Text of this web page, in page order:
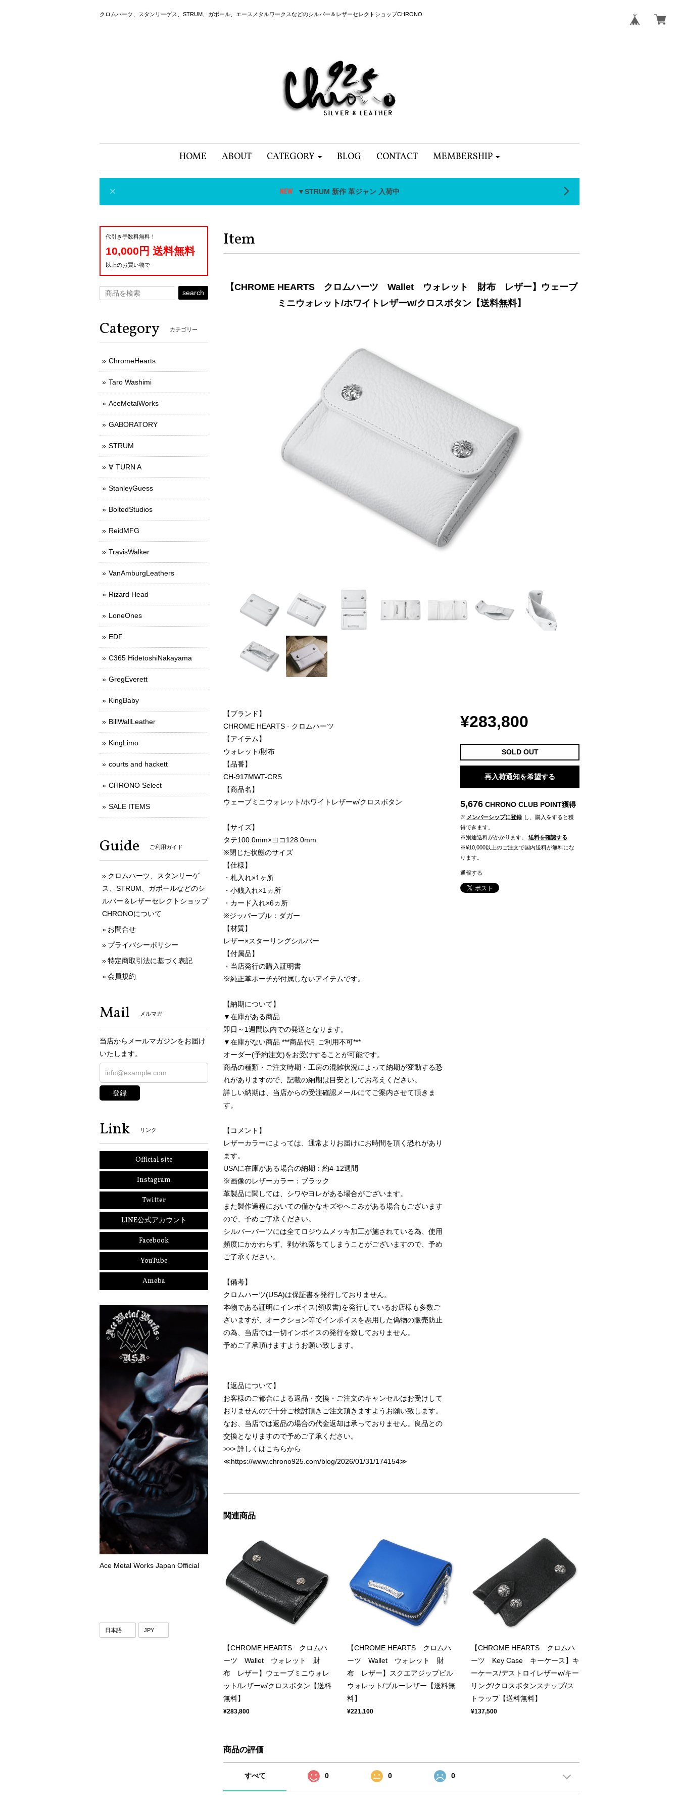
クロムハーツ、スタンリーゲス、STRUM、ガボール、エースメタルワークスなどのシルバー＆レザーセレクトショップCHRONO
HOME ABOUT CATEGORY BLOG CONTACT MEMBERSHIP
▼STRUM 新作 革ジャン 入荷中
Item
【CHROME HEARTS クロムハーツ Wallet ウォレット 財布 レザー】ウェーブ
ミニウォレット/ホワイトレザーw/クロスボタン【送料無料】
【ブランド】
CHROME HEARTS - クロムハーツ
【アイテム】
ウォレット/財布
【品番】
CH-917MWT-CRS
【商品名】
ウェーブミニウォレット/ホワイトレザーw/クロスボタン
【サイズ】
タテ100.0mm×ヨコ128.0mm
※閉じた状態のサイズ
【仕様】
・札入れ×1ヶ所
・小銭入れ×1ヵ所
・カード入れ×6ヵ所
※ジッパープル：ダガー
【材質】
レザー×スターリングシルバー
【付属品】
・当店発行の購入証明書
※純正革ポーチが付属しないアイテムです。
【納期について】
▼在庫がある商品
即日～1週間以内での発送となります。
▼在庫がない商品 ***商品代引ご利用不可***
オーダー(予約注文)をお受けすることが可能です。
商品の種類・ご注文時期・工房の混雑状況によって納期が変動する恐
れがありますので、記載の納期は目安としてお考えください。
詳しい納期は、当店からの受注確認メールにてご案内させて頂きま
す。
【コメント】
レザーカラーによっては、通常よりお届けにお時間を頂く恐れがあり
ます。
USAに在庫がある場合の納期：約4-12週間
※画像のレザーカラー：ブラック
革製品に関しては、シワやヨレがある場合がございます。
また製作過程においての僅かなキズやへこみがある場合もございます
ので、予めご了承ください。
シルバーパーツには全てロジウムメッキ加工が施されている為、使用
頻度にかかわらず、剥がれ落ちてしまうことがございますので、予め
ご了承ください。
【備考】
クロムハーツ(USA)は保証書を発行しておりません。
本物である証明にインボイス(領収書)を発行しているお店様も多数ご
ざいますが、オークション等でインボイスを悪用した偽物の販売防止
の為、当店では一切インボイスの発行を致しておりません。
予めご了承頂けますようお願い致します。
【返品について】
お客様のご都合による返品・交換・ご注文のキャンセルはお受けして
おりませんので十分ご検討頂きご注文頂きますようお願い致します。
なお、当店では返品の場合の代金返却は承っておりません。良品との
交換となりますので予めご了承ください。
>>> 詳しくはこちらから
≪https://www.chrono925.com/blog/2026/01/31/174154≫
¥283,800
SOLD OUT
再入荷通知を希望する
5,676 CHRONO CLUB POINT獲得
※ メンバーシップに登録 し、購入をすると獲
得できます。
※別途送料がかかります。
送料を確認する
※¥10,000以上のご注文で国内送料が無料にな
ります。
通報する
関連商品
【CHROME HEARTS クロムハ
ーツ Wallet ウォレット 財
布 レザー】ウェーブミニウォレ
ット/レザーw/クロスボタン【送料
無料】
¥283,800
【CHROME HEARTS クロムハ
ーツ Wallet ウォレット 財
布 レザー】スクエアジップビル
ウォレット/ブルーレザー【送料無
料】
¥221,100
【CHROME HEARTS クロムハ
ーツ Key Case キーケース】キ
ーケース/デストロイレザーw/キー
リング/クロスボタンスナップ/ス
トラップ【送料無料】
¥137,500
商品の評価
すべて 0 0 0
代引き手数料無料！
10,000円 送料無料
以上のお買い物で
search
Category カテゴリー
ChromeHearts
Taro Washimi
AceMetalWorks
GABORATORY
STRUM
∀ TURN A
StanleyGuess
BoltedStudios
ReidMFG
TravisWalker
VanAmburgLeathers
Rizard Head
LoneOnes
EDF
C365 HidetoshiNakayama
GregEverett
KingBaby
BillWallLeather
KingLimo
courts and hackett
CHRONO Select
SALE ITEMS
Guide ご利用ガイド
クロムハーツ、スタンリーゲ
ス、STRUM、ガボールなどのシ
ルバー＆レザーセレクトショップ
CHRONOについて
お問合せ
プライバシーポリシー
特定商取引法に基づく表記
会員規約
Mail メルマガ
当店からメールマガジンをお届け
いたします。
登録
Link リンク
Official site
Instagram
Twitter
LINE公式アカウント
Facebook
YouTube
Ameba
Ace Metal Works Japan Official